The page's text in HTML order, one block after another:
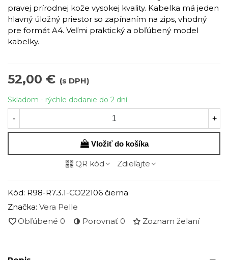
pravej prírodnej kože vysokej kvality. Kabelka má jeden
hlavný úložný priestor so zapínaním na zips, vhodný
pre formát A4. Veľmi praktický a obľúbený model
kabelky.
52,00 € (s DPH)
Skladom - rýchle dodanie do 2 dní
- +
Vložiť do košíka
QR kód Zdieľajte
Kód: R98-R7.3.1-CO22106 čierna
Značka: Vera Pelle
Obľúbené 0 Porovnať 0 Zoznam želaní